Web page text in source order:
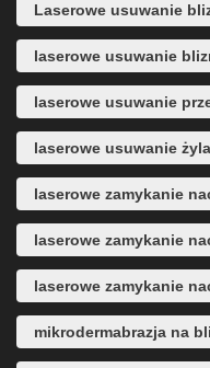
Laserowe usuwanie
laserowe usuwanie
laserowe usuwanie
laserowe usuwanie
laserowe zamykanie
laserowe zamykanie
laserowe zamykanie
mikrodermabrazja na